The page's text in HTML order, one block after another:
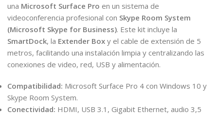
una Microsoft Surface Pro en un sistema de
videoconferencia profesional con Skype Room System
(Microsoft Skype for Business). Este kit incluye la
SmartDock, la Extender Box y el cable de extensión de 5
metros, facilitando una instalación limpia y centralizando las
conexiones de video, red, USB y alimentación.
Compatibilidad: Microsoft Surface Pro 4 con Windows 10 y
Skype Room System.
Conectividad: HDMI, USB 3.1, Gigabit Ethernet, audio 3,5